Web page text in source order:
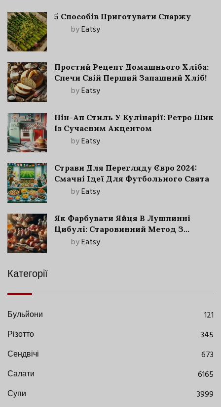
5 Способів Приготувати Спаржу
byEatsy
Простий Рецепт Домашнього Хліба:
Спечи Свій Перший Запашний Хліб!
byEatsy
Пін-Ап Стиль У Кулінарії: Ретро Шик
Із Сучасним Акцентом
byEatsy
Страви Для Перегляду Євро 2024:
Смачні Ідеї Для Футбольного Свята
byEatsy
Як Фарбувати Яйця В Лушпинні
Цибулі: Старовинний Метод З
Сучасними Нюансами
byEatsy
Категорії
Бульйони
121
Різотто
345
Сендвічі
673
Салати
6165
Супи
3999